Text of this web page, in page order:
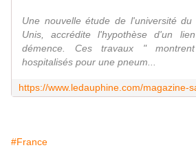
Une nouvelle étude de l'université
Unis, accrédite l'hypothèse d'un
démence. Ces travaux "
hospitalisés pour une pneum...
#France